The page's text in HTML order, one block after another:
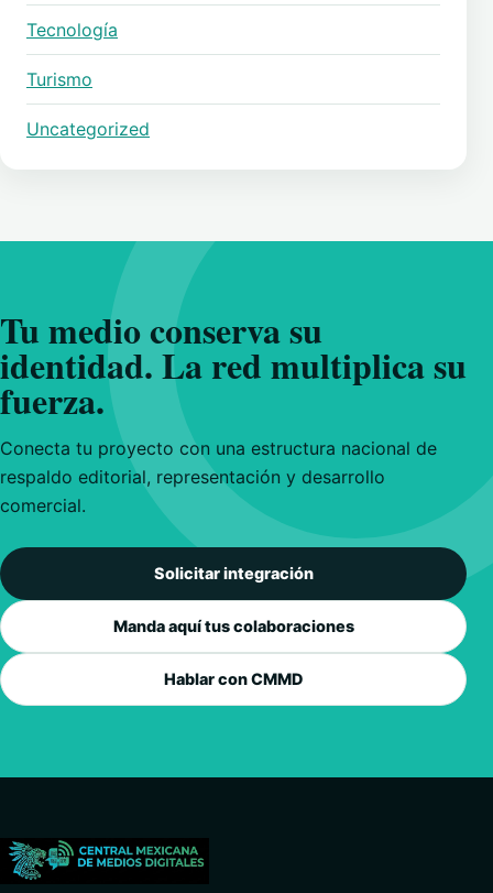
Tecnología
Turismo
Uncategorized
Tu medio conserva su
identidad. La red multiplica su
fuerza.
Conecta tu proyecto con una estructura nacional de
respaldo editorial, representación y desarrollo
comercial.
Solicitar integración
Manda aquí tus colaboraciones
Hablar con CMMD